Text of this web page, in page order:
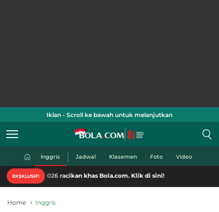
Iklan - Scroll ke bawah untuk melanjutkan
Inggris Jadwal Klasemen Foto Video
EKSKLUSIF!
racikan khas Bola.com. Klik di sini!
Home Inggris